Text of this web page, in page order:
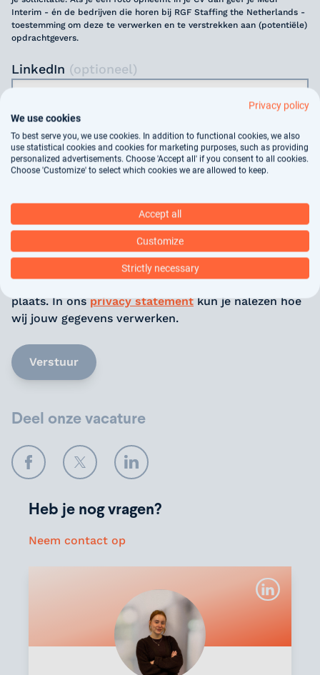
Interim - én de bedrijven die horen bij RGF Staffing the Netherlands -
toestemming om deze te verwerken en te verstrekken aan (potentiële)
opdrachtgevers.
LinkedIn (optioneel)
jouw Linkedin-profiel en zoek naar de URL bovenaan jouw browser.
Motivatie(optioneel)
Jouw gegevens worden gebruikt voor
arbeidsbemiddeling, dit vindt deels geautomatiseerd
plaats. In onsprivacy statementkun je nalezen hoe
wij jouw gegevens verwerken.
Verstuur
Deel onze vacature
FacebookTwitter LinkedIn
Heb je nog vragen?
Neem contact op
Privacy policy
We use cookies
To best serve you, we use cookies. In addition to functional cookies, we also
use statistical cookies and cookies for marketing purposes, such as providing
personalized advertisements. Choose 'Accept all' if you consent to all cookies.
Choose 'Customize' to select which cookies we are allowed to keep.
Accept all
Customize
Strictly necessary